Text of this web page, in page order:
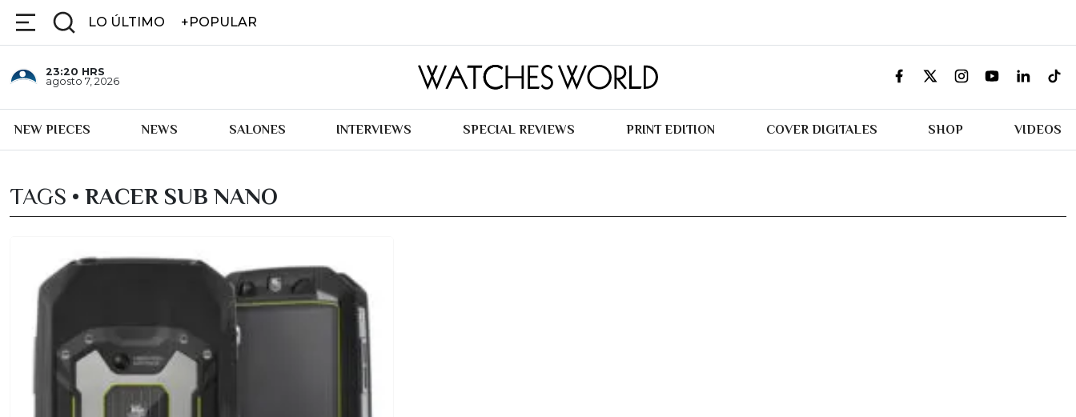
LO ÚLTIMO +POPULAR
23:20 HRS
agosto 7, 2026
NEW PIECES NEWS SALONES INTERVIEWS SPECIAL REVIEWS PRINT EDITION COVER DIGITALES SHOP VIDEOS
TAGS • RACER SUB NANO